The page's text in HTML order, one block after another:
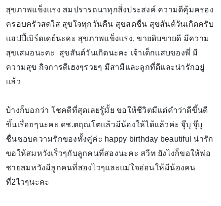
สุขภาพแข็งแรง สมปรารถนาทุกสิ่งประสงค์ ความดีคุ้มครอง
ครอบครัวสดใส สุขใจทุกวันคืน สุขสดชื่น สุขสันต์วันเกิดครับ
แฮปปี้เบิร์ดเดย์นะคะ สุขภาพแข็งแรง, ขายดิบขายดี มีความ
สุขเสมอนะคะ สุขสันต์วันเกิดนะคะ เจ้าเด็กแสบของพี่ มี
ความสุข กิจการดีเฮงๆรวยๆ มีสามีและลูกที่ดีและน่ารักอยู่
แล้ว
บ้างก็บอกว่า โชคดีที่สุดเลยรู้มั้ย ขอให้ชีวิตมีแต่คำว่าดีขึ้นดี
ขึ้นเรื่อยๆนะคะ ดช.ตฤณโตแล้วมีน้องให้ได้แล้วค่ะ จุ๊บุ จุ๊บุ
ชื่นชอบความรักของทั้งคู่ค่ะ happy birthday beautiful น่ารัก
ขอให้สมหวังเร็วๆกับลูกคนที่สองนะคะ สวีท ยังไงก็ขอให้พ่อ
ชายสมหวังมีลูกคนที่สองไวๆและแม่ใจอ่อนให้มีน้องคน
ที่2ไวๆนะคะ